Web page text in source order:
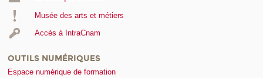
Musée des arts et métiers
Accès à IntraCnam
OUTILS NUMÉRIQUES
Espace numérique de formation